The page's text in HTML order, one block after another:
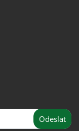
Odeslat